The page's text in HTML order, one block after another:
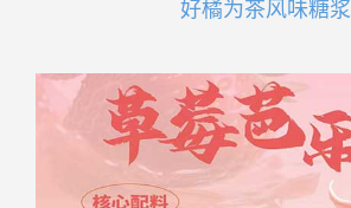
好橘为茶风味糖浆